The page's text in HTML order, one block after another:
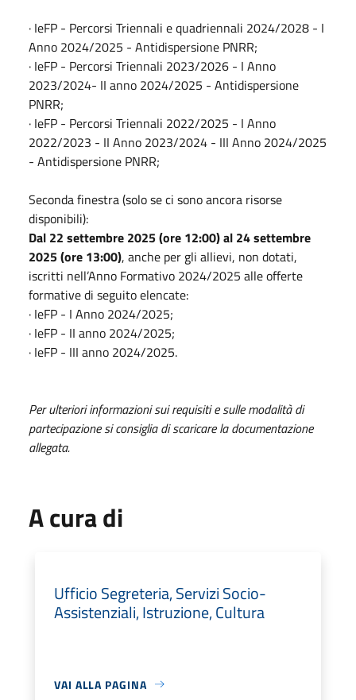
· IeFP - Percorsi Triennali e quadriennali 2024/2028 - I
Anno 2024/2025 - Antidispersione PNRR;
· IeFP - Percorsi Triennali 2023/2026 - I Anno
2023/2024- II anno 2024/2025 - Antidispersione
PNRR;
· IeFP - Percorsi Triennali 2022/2025 - I Anno
2022/2023 - II Anno 2023/2024 - III Anno 2024/2025
- Antidispersione PNRR;
Seconda finestra (solo se ci sono ancora risorse
disponibili):
Dal 22 settembre 2025 (ore 12:00) al 24 settembre
2025 (ore 13:00), anche per gli allievi, non dotati,
iscritti nell’Anno Formativo 2024/2025 alle offerte
formative di seguito elencate:
· IeFP - I Anno 2024/2025;
· IeFP - II anno 2024/2025;
· IeFP - III anno 2024/2025.
Per ulteriori informazioni sui requisiti e sulle modalità di
partecipazione si consiglia di scaricare la documentazione
allegata.
A cura di
Ufficio Segreteria, Servizi Socio-
Assistenziali, Istruzione, Cultura
VAI ALLA PAGINA